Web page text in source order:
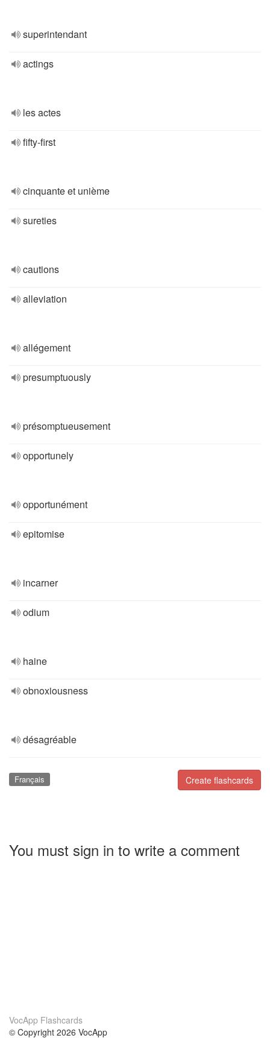
superintendant
actings
les actes
fifty-first
cinquante et unième
sureties
cautions
alleviation
allégement
presumptuously
présomptueusement
opportunely
opportunément
epitomise
incarner
odium
haine
obnoxiousness
désagréable
Create flashcards
Français
You must sign in to write a comment
VocApp Flashcards
© Copyright 2026 VocApp